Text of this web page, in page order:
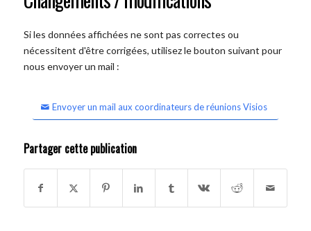
Si les données affichées ne sont pas correctes ou
nécessitent d'être corrigées, utilisez le bouton suivant pour
nous envoyer un mail :
Envoyer un mail aux coordinateurs de réunions Visios
Partager cette publication